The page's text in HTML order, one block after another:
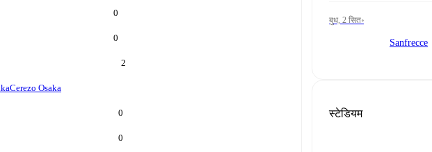
0
0
2
Cerezo Osaka
0
0
बुध, 2 सित॰
Sanfrecce
स्टेडियम